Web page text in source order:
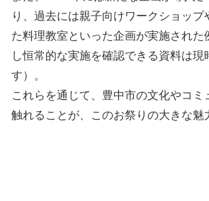
り、過去には親子向けワークショップ
た料理教室といった企画が実施された
し恒常的な実施を確認できる資料は現
す）。
これらを通じて、豊中市の文化やコミ
触れることが、このお祭りの大きな魅